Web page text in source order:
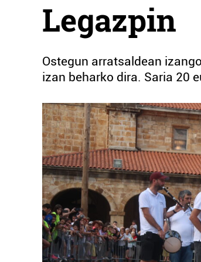
Legazpin
Ostegun arratsaldean
izan beharko dira. Saria 20